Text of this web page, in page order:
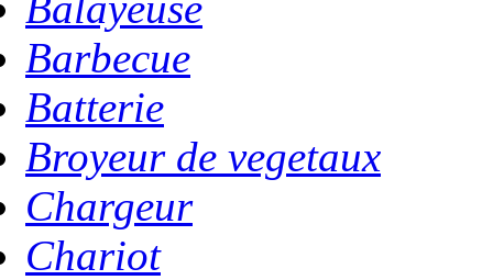
Barbecue
Batterie
Broyeur de vegetaux
Chargeur
Chariot